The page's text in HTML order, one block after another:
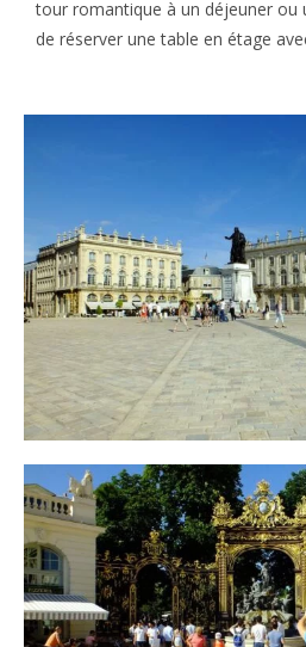
tour romantique à un déjeuner ou
de réserver une table en étage